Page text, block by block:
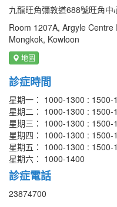
九龍旺角彌敦道688號旺角中
Room 1207A, Argyle
Mongkok, Kowloon
地圖
診症時間
星期一： 1000-1300 : 1500-
星期二： 1000-1300 : 1500-
星期三： 1000-1300 : 1500-
星期四： 1000-1300 : 1500-
星期五： 1000-1300 : 1500-
星期六： 1000-1400
診症電話
23874700